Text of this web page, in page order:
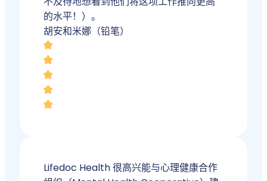
的水平！）。
胡安和米娜（铅笔）
Lifedoc Health 很高兴能与心理健康合作